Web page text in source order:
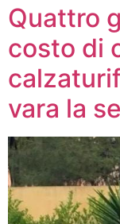
Quattro
costo di
vara la